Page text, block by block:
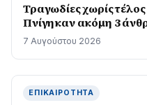
Τραγωδίες χωρίς
Πνίγηκαν ακόμη 3
7 Αυγούστου 2026
ΕΠΙΚΑΙΡΌΤΗΤΑ